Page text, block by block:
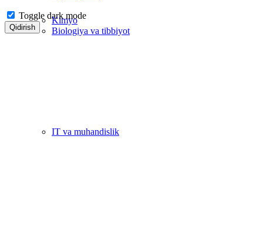
Toggle dark mode
Qidirish
Kimyo
Biologiya va tibbiyot
IT va muhandislik